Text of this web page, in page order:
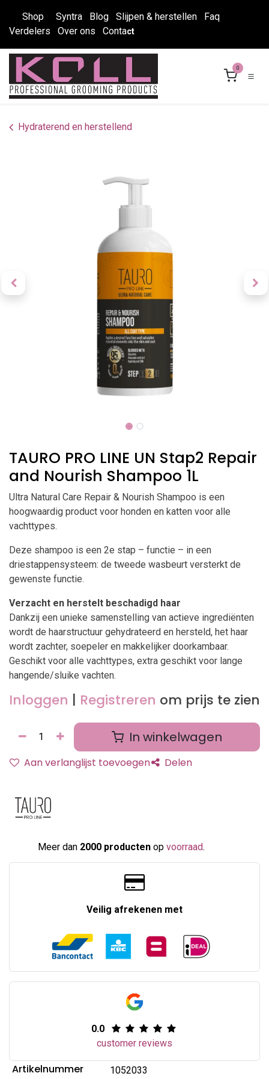
Shop Syntra Blog Slijpen & herstellen
Faq
Verdelers
Over ons Contact
0
Hydraterend en herstellend
TAURO PRO LINE UN Stap2 Repair
and Nourish Shampoo 1L
Ultra Natural Care Repair & Nourish Shampoo is een
hoogwaardig product voor honden en katten voor alle
vachttypes.
Deze shampoo is een 2e stap – functie – in een
driestappensysteem: de tweede wasbeurt versterkt de
gewenste functie.
Verzacht en herstelt beschadigd haar
Dankzij een unieke samenstelling van actieve ingrediënten
wordt de haarstructuur gehydrateerd en hersteld, het haar
wordt zachter, soepeler en makkelijker doorkambaar.
Geschikt voor alle vachttypes, extra geschikt voor lange
hangende/sluike vachten.
Inloggen | Registreren om prijs te zien
In winkelwagen
Aan verlanglijst toevoegen Delen
Meer dan 2000 producten op voorraad.​
Veilig afrekenen met
0.0
customer reviews
Artikelnummer 1052033